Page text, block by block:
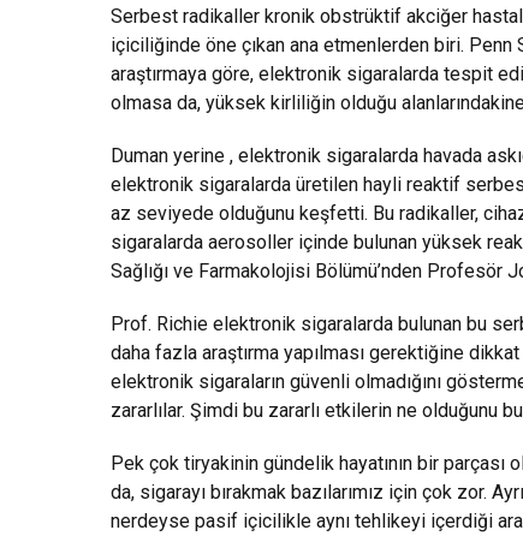
Serbest radikaller kronik obstrüktif akciğer
içiciliğinde öne çıkan ana etmenlerden biri.
araştırmaya göre, elektronik sigaralarda tespit
olmasa da, yüksek kirliliğin olduğu
Duman yerine , elektronik sigaralarda havada
elektronik sigaralarda üretilen hayli reaktif
az seviyede olduğunu keşfetti. Bu radikaller,
sigaralarda aerosoller içinde bulunan yüksek
Sağlığı ve Farmakolojisi Bölümü’nden Profesör
Prof. Richie elektronik sigaralarda bulunan bu
daha fazla araştırma yapılması gerektiğine
elektronik sigaraların güvenli olmadığını
zararlılar. Şimdi bu zararlı etkilerin ne olduğunu
Pek çok tiryakinin gündelik hayatının bir parçası
da, sigarayı bırakmak bazılarımız için çok zor.
nerdeyse pasif içicilikle aynı tehlikeyi içerdiği